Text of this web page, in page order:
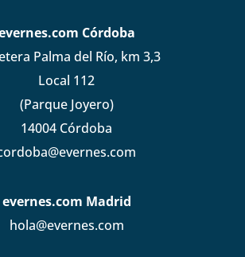
Córdoba
Palma del Río, km 3,3
Local 112
(Parque Joyero)
14004 Córdoba
evernes.com Madrid
hola@evernes.com